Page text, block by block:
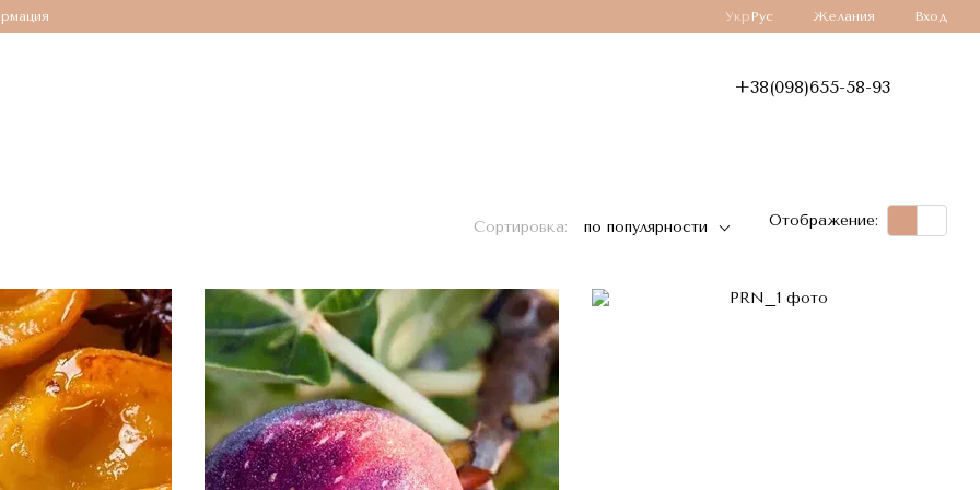
Укр Рус Желания Вход
+38(098)655-58-93
Сортировка: по популярности Отображение: